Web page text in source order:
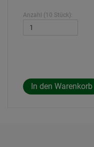
Anzahl (10 Stück):